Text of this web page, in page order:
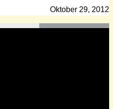
Oktober 29, 2012